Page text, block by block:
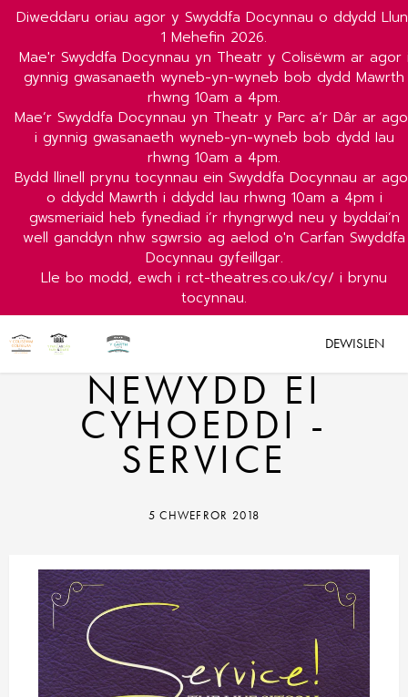
Diweddaru oriau agor y Swyddfa Docynnau o ddydd
1 Mehefin 2026.
Mae'r Swyddfa Docynnau yn Theatr y Colisëwm ar agor
gynnig gwasanaeth wyneb-yn-wyneb bob dydd Mawrth
rhwng 10am a 4pm.
Mae’r Swyddfa Docynnau yn Theatr y Parc a’r Dâr ar
i gynnig gwasanaeth wyneb-yn-wyneb bob dydd Iau
rhwng 10am a 4pm.
Bydd llinell prynu tocynnau ein Swyddfa Docynnau ar
o ddydd Mawrth i ddydd Iau rhwng 10am a 4pm i
gwsmeriaid heb fynediad i’r rhyngrwyd neu y byddai’n
well ganddyn nhw sgwrsio ag aelod o'n Carfan Swyddfa
Docynnau gyfeillgar.
Lle bo modd, ewch i rct-theatres.co.uk/cy/ i brynu
tocynnau.
DEWISLEN
NEWYDD EI
CYHOEDDI -
SERVICE
5 CHWEFROR 2018